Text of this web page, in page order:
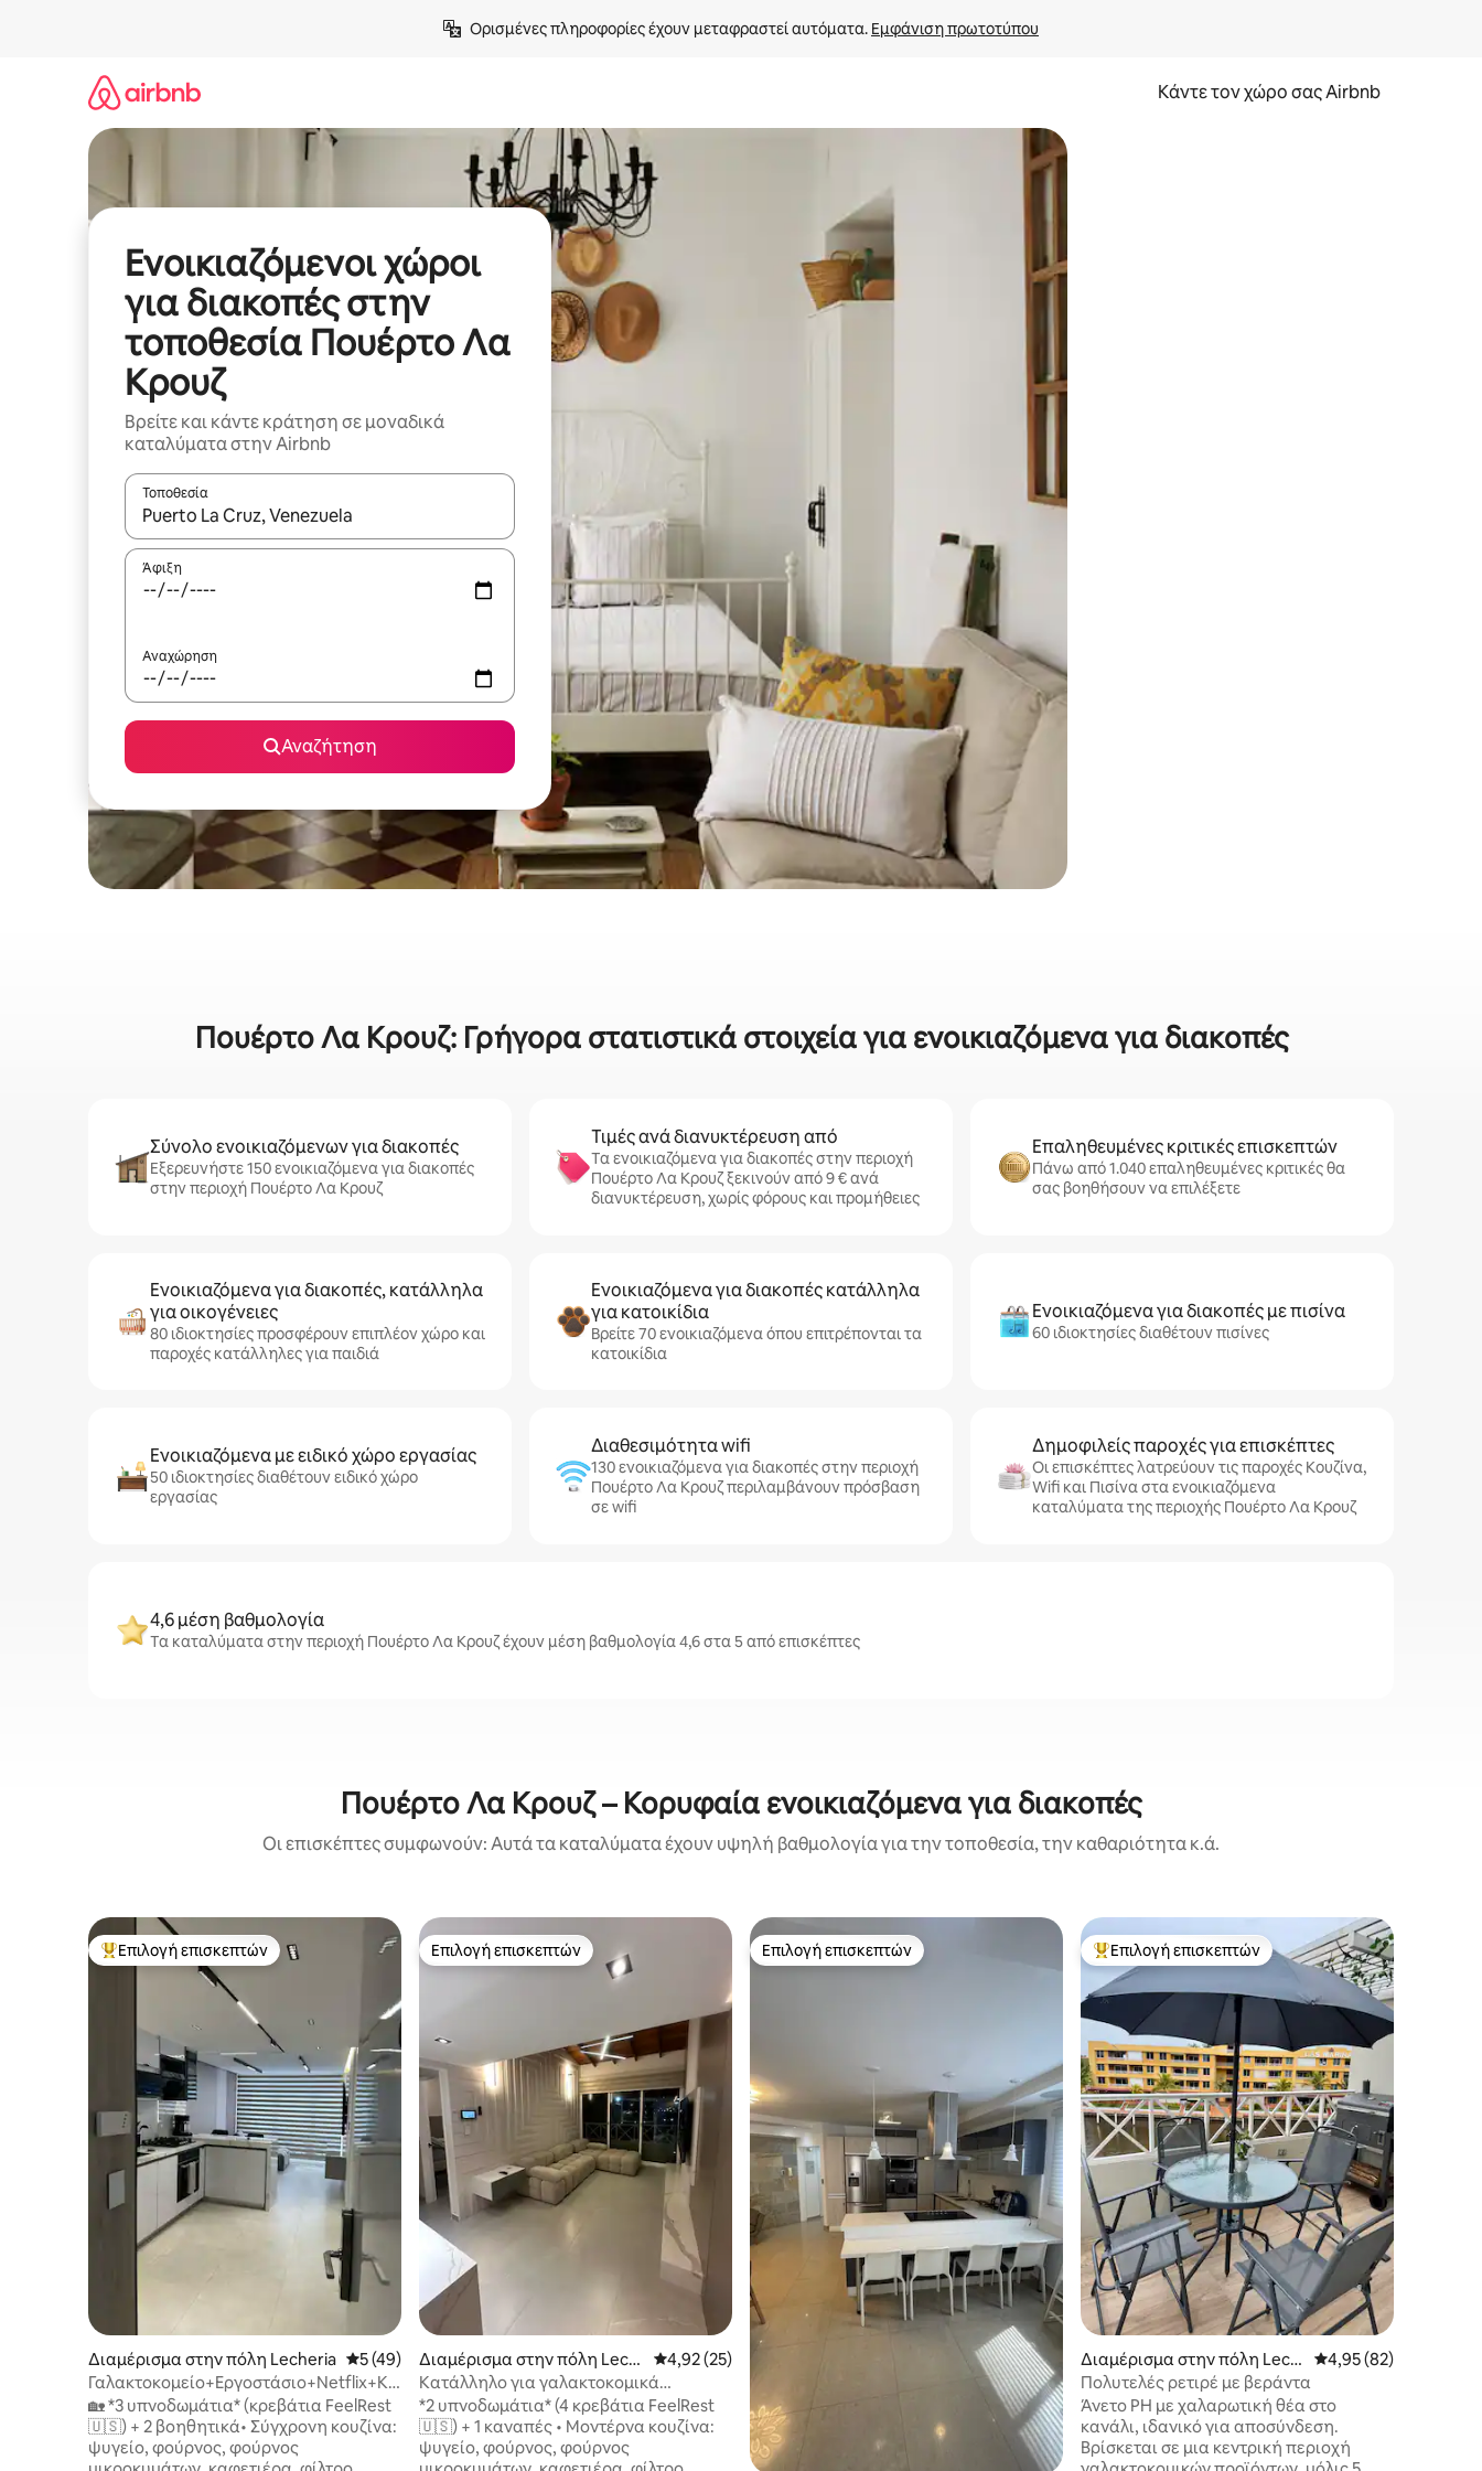
Ορισμένες πληροφορίες έχουν μεταφραστεί αυτόματα. Εμφάνιση πρωτοτύπου
Κάντε τον χώρο σας Airbnb
Ενοικιαζόμενοι χώροι
για διακοπές στην
τοποθεσία Πουέρτο Λα
Κρουζ
Βρείτε και κάντε κράτηση σε μοναδικά
καταλύματα στην Airbnb
Τοποθεσία
Όταν τα αποτελέσματα είναι διαθέσιμα, μπορείτε να πλοηγηθείτε στη σελίδα με τα κουμπιά πάνω και κάτω βέλους, να την εξερευνήσετε με την αφή ή να τη σύρετε με τα δάχτυλα.
Άφιξη
Αναχώρηση
Αναζήτηση
Πουέρτο Λα Κρουζ: Γρήγορα στατιστικά στοιχεία για ενοικιαζόμενα για διακοπές
Σύνολο ενοικιαζόμενων για διακοπές
Εξερευνήστε 150 ενοικιαζόμενα για διακοπές
στην περιοχή Πουέρτο Λα Κρουζ
Τιμές ανά διανυκτέρευση από
Τα ενοικιαζόμενα για διακοπές στην περιοχή
Πουέρτο Λα Κρουζ ξεκινούν από 9 € ανά
διανυκτέρευση, χωρίς φόρους και προμήθειες
Επαληθευμένες κριτικές επισκεπτών
Πάνω από 1.040 επαληθευμένες κριτικές θα
σας βοηθήσουν να επιλέξετε
Ενοικιαζόμενα για διακοπές, κατάλληλα
για οικογένειες
80 ιδιοκτησίες προσφέρουν επιπλέον χώρο και
παροχές κατάλληλες για παιδιά
Ενοικιαζόμενα για διακοπές κατάλληλα
για κατοικίδια
Βρείτε 70 ενοικιαζόμενα όπου επιτρέπονται τα
κατοικίδια
Ενοικιαζόμενα για διακοπές με πισίνα
60 ιδιοκτησίες διαθέτουν πισίνες
Ενοικιαζόμενα με ειδικό χώρο εργασίας
50 ιδιοκτησίες διαθέτουν ειδικό χώρο
εργασίας
Διαθεσιμότητα wifi
130 ενοικιαζόμενα για διακοπές στην περιοχή
Πουέρτο Λα Κρουζ περιλαμβάνουν πρόσβαση
σε wifi
Δημοφιλείς παροχές για επισκέπτες
Οι επισκέπτες λατρεύουν τις παροχές Κουζίνα,
Wifi και Πισίνα στα ενοικιαζόμενα
καταλύματα της περιοχής Πουέρτο Λα Κρουζ
4,6 μέση βαθμολογία
Τα καταλύματα στην περιοχή Πουέρτο Λα Κρουζ έχουν μέση βαθμολογία 4,6 στα 5 από επισκέπτες
Πουέρτο Λα Κρουζ – Κορυφαία ενοικιαζόμενα για διακοπές
Οι επισκέπτες συμφωνούν: Αυτά τα καταλύματα έχουν υψηλή βαθμολογία για την τοποθεσία, την καθαριότητα κ.ά.
Κορυφαία επιλογή επισκεπτών
Επιλογή επισκεπτών
Διαμέρισμα στην πόλη Lecheria Μέση βαθμολογία: 5 στα 5, 49 κριτικές
5 (49)
Γαλακτοκομείο+Εργοστάσιο+Netflix+Καφετέρια+Αποβάθρα-
Πολυτελής μονάδα
🏡 *3 υπνοδωμάτια* (κρεβάτια FeelRest
🇺🇸) + 2 βοηθητικά• Σύγχρονη κουζίνα:
ψυγείο, φούρνος, φούρνος
Επιλογή επισκεπτών
Επιλογή επισκεπτών
Διαμέρισμα στην πόλη Lech
eria
Μέση βαθμολογία: 4,92 στα 5, 25 κριτικές
4,92 (25)
Κατάλληλο για γαλακτοκομικά
Netflix+Ηλεκτρικό εργοστάσιο+βεράντα
*2 υπνοδωμάτια* (4 κρεβάτια FeelRest
🇺🇸) + 1 καναπές • Μοντέρνα κουζίνα:
ψυγείο, φούρνος, φούρνος
Επιλογή επισκεπτών
Επιλογή επισκεπτών Κορυφαία επιλογή επισκεπτών
Επιλογή επισκεπτών
Διαμέρισμα στην πόλη Lech
eria
Μέση βαθμολογία:
4,95 (82)
Πολυτελές ρετιρέ με βεράντα
Άνετο PH με χαλαρωτική θέα στο
κανάλι, ιδανικό για αποσύνδεση.
Βρίσκεται σε μια κεντρική περιοχή